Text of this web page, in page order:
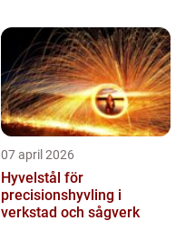
07 april 2026
Hyvelstål för
precisionshyvling i
verkstad och sågverk